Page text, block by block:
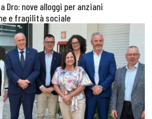
nove alloggi per anziani
e fragilità sociale